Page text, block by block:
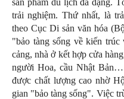
sản phẩm du lịch đa dạng.
trải nghiệm. Thứ nhất, là
theo Cục Di sản văn hóa
"bảo tàng sống về kiến
cảng, nhà ở kết hợp cửa
người Hoa, cầu Nhật
được chất lượng cao nhờ
gian "bảo tàng sống". Việc